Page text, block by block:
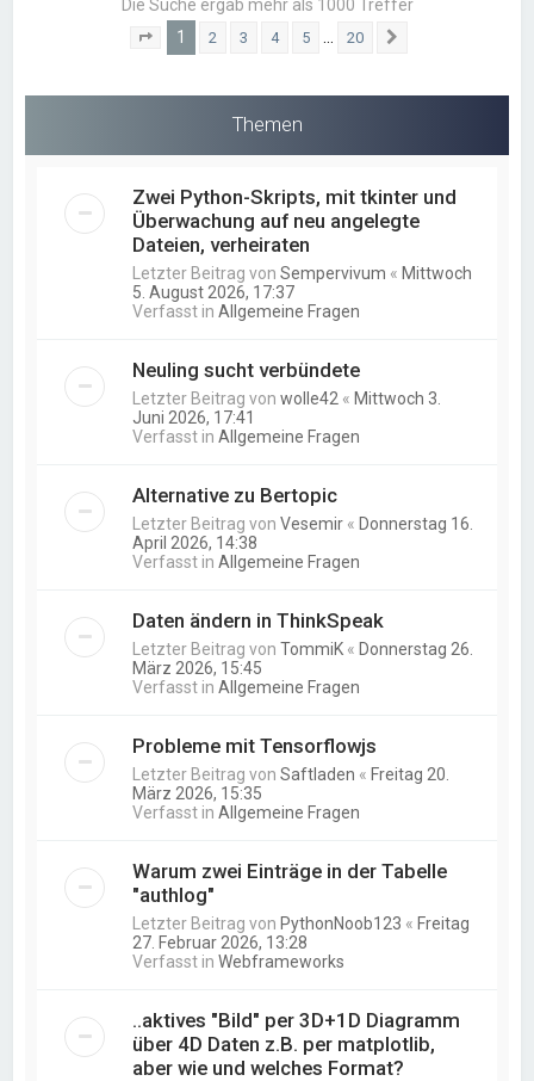
Die Suche ergab mehr als 1000 Treffer
Seite von 20
1 2 3 4 5 … 20
Themen
Zwei Python-Skripts, mit tkinter und
Überwachung auf neu angelegte
Dateien, verheiraten
Letzter Beitrag vonSempervivum « Mittwoch
5. August 2026, 17:37
Verfasst inAllgemeine Fragen
Neuling sucht verbündete
Letzter Beitrag vonwolle42 « Mittwoch 3.
Juni 2026, 17:41
Verfasst inAllgemeine Fragen
Alternative zu Bertopic
Letzter Beitrag vonVesemir « Donnerstag 16.
April 2026, 14:38
Verfasst inAllgemeine Fragen
Daten ändern in ThinkSpeak
Letzter Beitrag vonTommiK « Donnerstag 26.
März 2026, 15:45
Verfasst inAllgemeine Fragen
Probleme mit Tensorflowjs
Letzter Beitrag vonSaftladen « Freitag 20.
März 2026, 15:35
Verfasst inAllgemeine Fragen
Warum zwei Einträge in der Tabelle
"authlog"
Letzter Beitrag von PythonNoob123 « Freitag
27. Februar 2026, 13:28
Verfasst inWebframeworks
..aktives "Bild" per 3D+1D Diagramm
über 4D Daten z.B. per matplotlib,
aber wie und welches Format?